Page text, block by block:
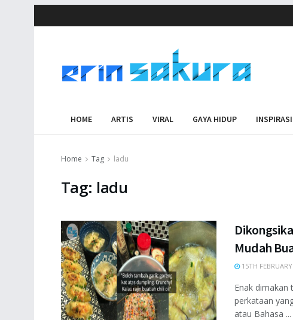
HOME ARTIS VIRAL GAYA HIDUP INSPIRASI
Home Tag ladu
Tag: ladu
Mudah
15TH
Enak dimakan
perkataan
atau Bahasa ...